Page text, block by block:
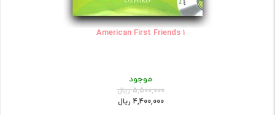
American First Friends 1
موجود
5,500,000 ریال
4,400,000 ریال